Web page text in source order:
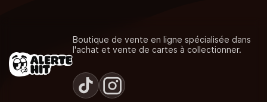
Boutique de vente en ligne spécialisée dans
l'achat et vente de cartes à collectionner.